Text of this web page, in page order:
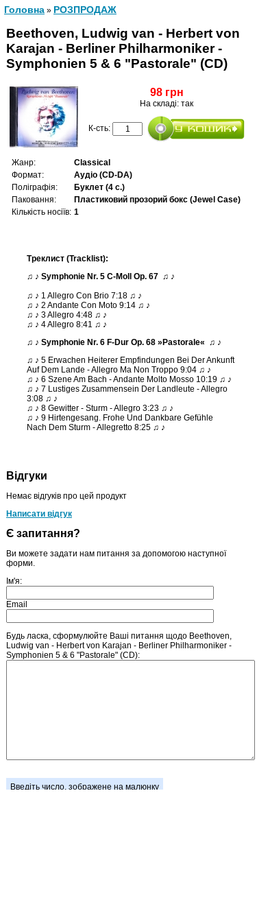
Головна » РОЗПРОДАЖ
Beethoven, Ludwig van - Herbert von
Karajan - Berliner Philharmoniker -
Symphonien 5 & 6 "Pastorale" (CD)
98 грн
На складі: так
К-сть:
Жанр:
Classical
Формат:
Аудіо (CD-DA)
Поліграфія:
Буклет (4 с.)
Паковання:
Пластиковий прозорий бокс (Jewel Case)
Кількість носіїв: 1
Треклист (Tracklist):
♫ ♪ Symphonie Nr. 5 C-Moll Op. 67 ♫ ♪
♫ ♪ 1 Allegro Con Brio 7:18 ♫ ♪
♫ ♪ 2 Andante Con Moto 9:14 ♫ ♪
♫ ♪ 3 Allegro 4:48 ♫ ♪
♫ ♪ 4 Allegro 8:41 ♫ ♪
♫ ♪ Symphonie Nr. 6 F-Dur Op. 68 »Pastorale« ♫ ♪
♫ ♪ 5 Erwachen Heiterer Empfindungen Bei Der Ankunft
Auf Dem Lande - Allegro Ma Non Troppo 9:04 ♫ ♪
♫ ♪ 6 Szene Am Bach - Andante Molto Mosso 10:19 ♫ ♪
♫ ♪ 7 Lustiges Zusammensein Der Landleute - Allegro
3:08 ♫ ♪
♫ ♪ 8 Gewitter - Sturm - Allegro 3:23 ♫ ♪
♫ ♪ 9 Hirtengesang. Frohe Und Dankbare Gefühle
Nach Dem Sturm - Allegretto 8:25 ♫ ♪
Відгуки
Немає відгуків про цей продукт
Написати відгук
Є запитання?
Ви можете задати нам питання за допомогою наступної
форми.
Ім'я:
Email
Будь ласка, сформулюйте Ваші питання щодо Beethoven,
Ludwig van - Herbert von Karajan - Berliner Philharmoniker -
Symphonien 5 & 6 "Pastorale" (CD):
Введіть число, зображене на малюнку